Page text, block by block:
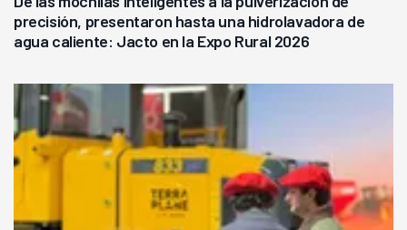
precisión, presentaron hasta una hidrolavadora de
agua caliente: Jacto en la Expo Rural 2026